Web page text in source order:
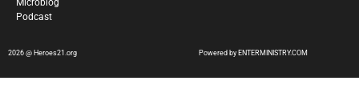
Podcast
2026 @ Heroes21.org Powered by ENTERMINISTRY.COM